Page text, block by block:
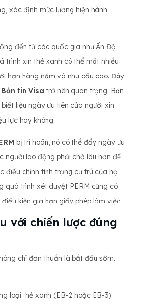
xác định mức lương hiện hành
đến từ các quốc gia như Ấn Độ
trình xin thẻ xanh có thể mất nhiều
hạn hàng năm và nhu cầu cao. Đây
Bản tin Visa trở nên quan trọng. Bản
liệu ngày ưu tiên của người xin
lực hay không.
bị trì hoãn, nó có thể đẩy ngày ưu
người lao động phải chờ lâu hơn để
điều chỉnh tình trạng cư trú của họ.
quá trình xét duyệt PERM cũng có
kiện gia hạn giấy phép làm việc.
với chiến lược đúng
chỉ đơn thuần là bắt đầu sớm.
loại thẻ xanh (EB-2 hoặc EB-3)